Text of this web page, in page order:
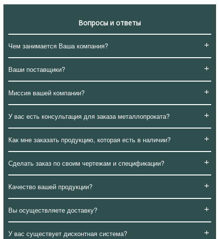
Вопросы и ответы
+
Чем занимается Ваша компания?
+
Ваши поставщики?
+
Миссия вашей компании?
+
У вас есть консультация для заказа металлопроката?
+
Как мне заказать продукцию, которая есть в наличии?
+
Сделать заказ по своим чертежам и спецификации?
+
Качество вашей продукции?
+
Вы осуществляете доставку?
+
У вас существует дисконтная система?